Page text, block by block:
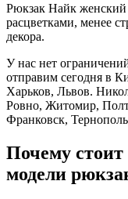
Рюкзак Найк женский
расцветками, менее
декора.
У нас нет
отправим сегодня в
Харьков, Львов.
Ровно, Житомир,
Франковск,
Почему
модели